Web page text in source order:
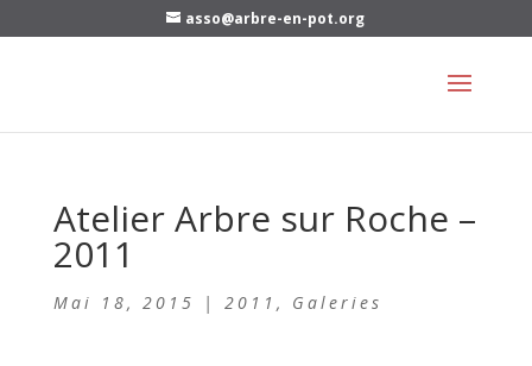
asso@arbre-en-pot.org
Atelier Arbre sur Roche –
2011
Mai 18, 2015 | 2011 , Galeries